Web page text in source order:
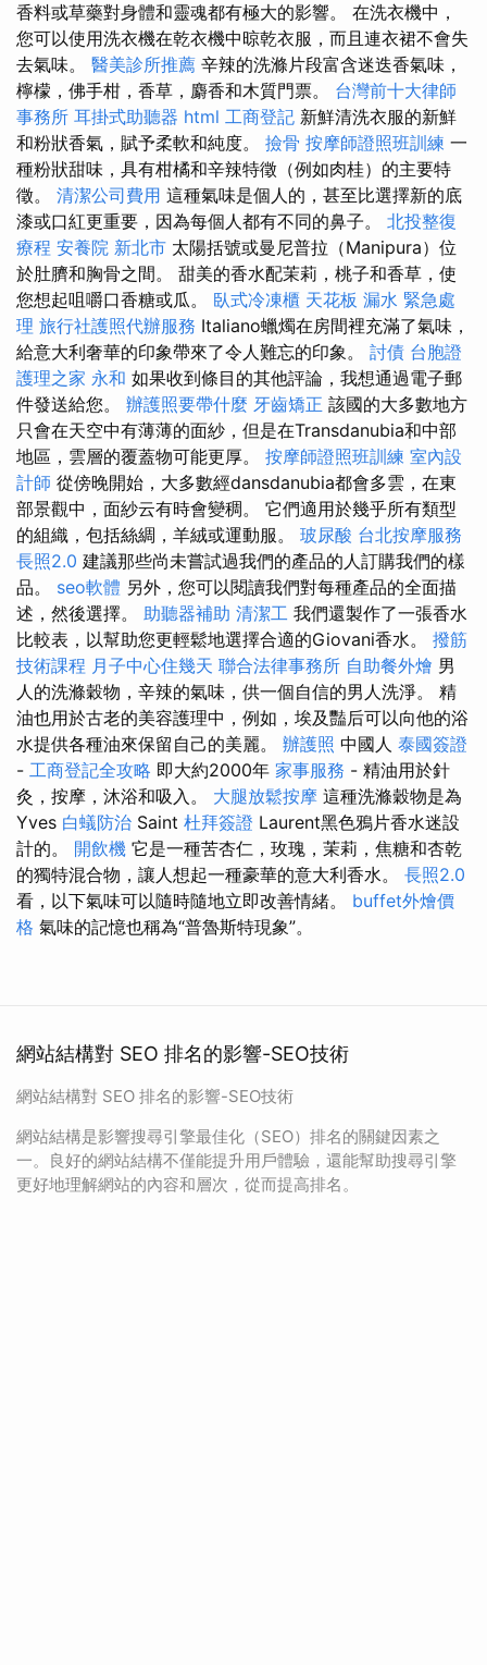
香料或草藥對身體和靈魂都有極大的影響。 在洗衣機中，
您可以使用洗衣機在乾衣機中晾乾衣服，而且連衣裙不會失
去氣味。 醫美診所推薦 辛辣的洗滌片段富含迷迭香氣味，
檸檬，佛手柑，香草，麝香和木質門票。 台灣前十大律師
事務所 耳掛式助聽器 html 工商登記 新鮮清洗衣服的新鮮
和粉狀香氣，賦予柔軟和純度。 撿骨 按摩師證照班訓練 一
種粉狀甜味，具有柑橘和辛辣特徵（例如肉桂）的主要特
徵。 清潔公司費用 這種氣味是個人的，甚至比選擇新的底
漆或口紅更重要，因為每個人都有不同的鼻子。 北投整復
療程 安養院 新北市 太陽括號或曼尼普拉（Manipura）位
於肚臍和胸骨之間。 甜美的香水配茉莉，桃子和香草，使
您想起咀嚼口香糖或瓜。 臥式冷凍櫃 天花板 漏水 緊急處
理 旅行社護照代辦服務 Italiano蠟燭在房間裡充滿了氣味，
給意大利奢華的印象帶來了令人難忘的印象。 討債 台胞證
護理之家 永和 如果收到條目的其他評論，我想通過電子郵
件發送給您。 辦護照要帶什麼 牙齒矯正 該國的大多數地方
只會在天空中有薄薄的面紗，但是在Transdanubia和中部
地區，雲層的覆蓋物可能更厚。 按摩師證照班訓練 室內設
計師 從傍晚開始，大多數經dansdanubia都會多雲，在東
部景觀中，面紗云有時會變稠。 它們適用於幾乎所有類型
的組織，包括絲綢，羊絨或運動服。 玻尿酸 台北按摩服務
長照2.0 建議那些尚未嘗試過我們的產品的人訂購我們的樣
品。 seo軟體 另外，您可以閱讀我們對每種產品的全面描
述，然後選擇。 助聽器補助 清潔工 我們還製作了一張香水
比較表，以幫助您更輕鬆地選擇合適的Giovani香水。 撥筋
技術課程 月子中心住幾天 聯合法律事務所 自助餐外燴 男
人的洗滌穀物，辛辣的氣味，供一個自信的男人洗淨。 精
油也用於古老的美容護理中，例如，埃及豔后可以向他的浴
水提供各種油來保留自己的美麗。 辦護照 中國人 泰國簽證
- 工商登記全攻略 即大約2000年 家事服務 - 精油用於針
灸，按摩，沐浴和吸入。 大腿放鬆按摩 這種洗滌穀物是為
Yves 白蟻防治 Saint 杜拜簽證 Laurent黑色鴉片香水迷設
計的。 開飲機 它是一種苦杏仁，玫瑰，茉莉，焦糖和杏乾
的獨特混合物，讓人想起一種豪華的意大利香水。 長照2.0
看，以下氣味可以隨時隨地立即改善情緒。 buffet外燴價
格 氣味的記憶也稱為“普魯斯特現象”。
網站結構對 SEO 排名的影響-SEO技術
網站結構對 SEO 排名的影響-SEO技術
網站結構是影響搜尋引擎最佳化（SEO）排名的關鍵因素之
一。良好的網站結構不僅能提升用戶體驗，還能幫助搜尋引擎
更好地理解網站的內容和層次，從而提高排名。